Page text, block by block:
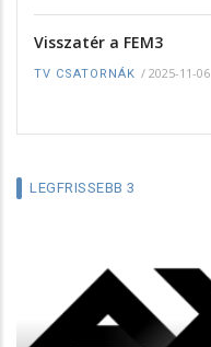
Visszatér a FEM3
TV CSATORNÁK / 2025-11-06
LEGFRISSEBB 3